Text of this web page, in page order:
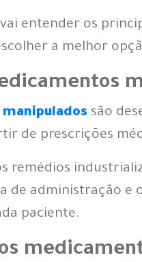
entender os
a melhor
manipulados são
de prescrições
remédios
de administração e
paciente.